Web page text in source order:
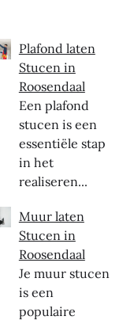
Plafond laten
Stucen in
Roosendaal
Een plafond
stucen is een
essentiële stap
in het
realiseren...
Muur laten
Stucen in
Roosendaal
Je muur stucen
is een
populaire